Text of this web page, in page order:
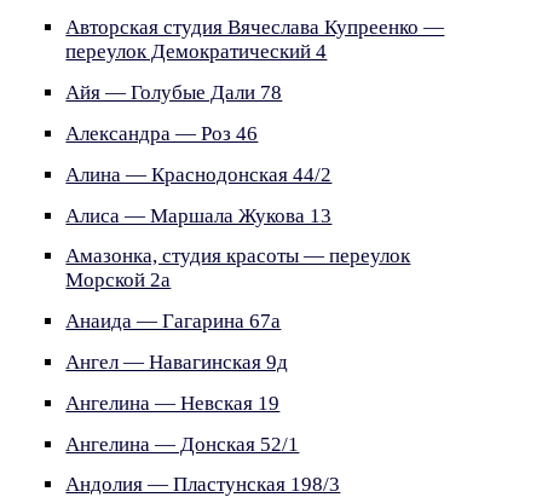
Авторская студия Вячеслава Купреенко —
переулок Демократический 4
Айя — Голубые Дали 78
Александра — Роз 46
Алина — Краснодонская 44/2
Алиса — Маршала Жукова 13
Амазонка, студия красоты — переулок
Морской 2а
Анаида — Гагарина 67а
Ангел — Навагинская 9д
Ангелина — Невская 19
Ангелина — Донская 52/1
Андолия — Пластунская 198/3